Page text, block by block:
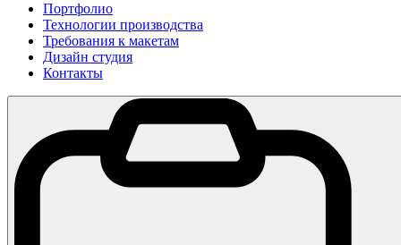
Портфолио
Технологии производства
Требования к макетам
Дизайн студия
Контакты